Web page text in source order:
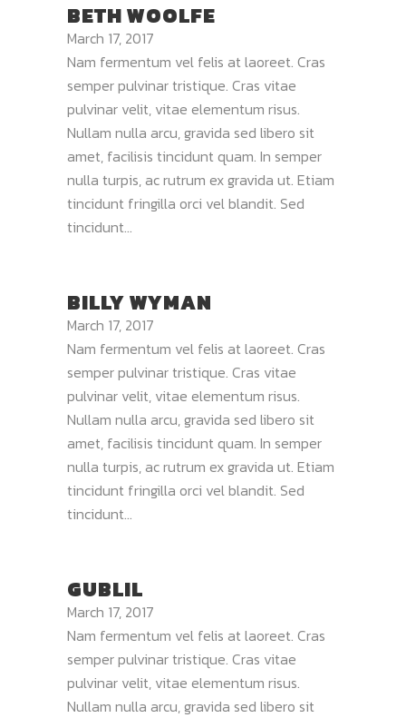
BETH WOOLFE
March 17, 2017
Nam fermentum vel felis at laoreet. Cras
semper pulvinar tristique. Cras vitae
pulvinar velit, vitae elementum risus.
Nullam nulla arcu, gravida sed libero sit
amet, facilisis tincidunt quam. In semper
nulla turpis, ac rutrum ex gravida ut. Etiam
tincidunt fringilla orci vel blandit. Sed
tincidunt...
BILLY WYMAN
March 17, 2017
Nam fermentum vel felis at laoreet. Cras
semper pulvinar tristique. Cras vitae
pulvinar velit, vitae elementum risus.
Nullam nulla arcu, gravida sed libero sit
amet, facilisis tincidunt quam. In semper
nulla turpis, ac rutrum ex gravida ut. Etiam
tincidunt fringilla orci vel blandit. Sed
tincidunt...
GUBLIL
March 17, 2017
Nam fermentum vel felis at laoreet. Cras
semper pulvinar tristique. Cras vitae
pulvinar velit, vitae elementum risus.
Nullam nulla arcu, gravida sed libero sit